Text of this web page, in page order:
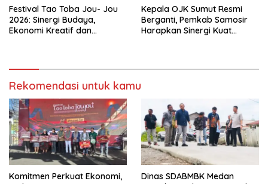
Festival Tao Toba Jou- Jou
2026: Sinergi Budaya,
Ekonomi Kreatif dan
Kepala OJK Sumut Resmi
Berganti, Pemkab Samosir
Harapkan Sinergi Kuat
Rekomendasi untuk kamu
Komitmen Perkuat Ekonomi,
Dinas SDABMBK Medan